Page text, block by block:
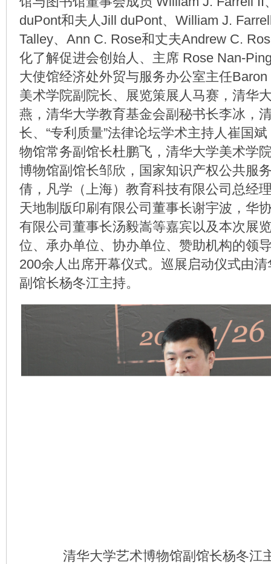
duPont和夫人Jill duPont、William J.
Talley、Ann C. Rose和丈夫Andrew C.
化了解促进会创始人、主席 Rose Nan-
大使馆经济处外贸与服务办公室主任
美术学院副院长、展览策展人马赛，清华
燕，清华大学教育基金会副秘书长李冰，
长、“专利质量”法律论坛学术主持人崔国
物馆常务副馆长杜鹏飞，清华大学美术学
博物馆副馆长邹欣，国家知识产权公共服
倩，凡学（上海）教育科技有限公司总经
天地制版印刷有限公司董事长谢宇波，华
有限公司董事长汤毅嵩等嘉宾以及本次展
位、承办单位、协办单位、赞助机构的领
200余人出席开幕仪式。巡展启动仪式由
副馆长杨冬江主持。
清华大学艺术博物馆副馆长杨冬江